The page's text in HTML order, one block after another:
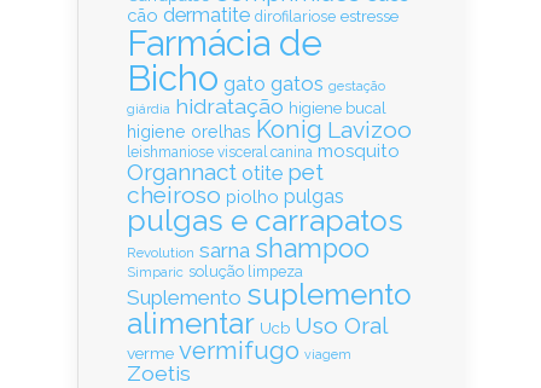
cão dermatite dirofilariose estresse
Farmácia de
Bicho gato gatos gestação
giárdia hidratação higiene bucal
higiene orelhas Konig Lavizoo
leishmaniose visceral canina mosquito
Organnact otite pet
cheiroso piolho pulgas
pulgas e carrapatos
Revolution sarna shampoo
Simparic solução limpeza
Suplemento suplemento
alimentar Ucb Uso Oral
verme vermifugo viagem
Zoetis